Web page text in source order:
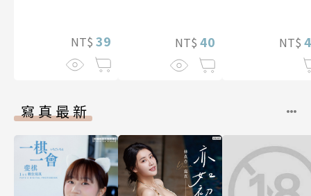
NT$ 39
向最強之路!! 第
NT$ 40 NT$
寫真最新